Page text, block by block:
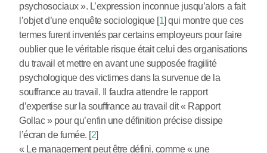
psychosociaux ». L’expression inconnue jusqu’alors a fait
l’objet d’une enquête sociologique[1] qui montre que ces
termes furent inventés par certains employeurs pour faire
oublier que le véritable risque était celui des organisations
du travail et mettre en avant une supposée fragilité
psychologique des victimes dans la survenue de la
souffrance au travail. Il faudra attendre le rapport
d’expertise sur la souffrance au travail dit « Rapport
Gollac » pour qu’enfin une définition précise dissipe
l’écran de fumée. [2]
« Le management peut être défini, comme « une